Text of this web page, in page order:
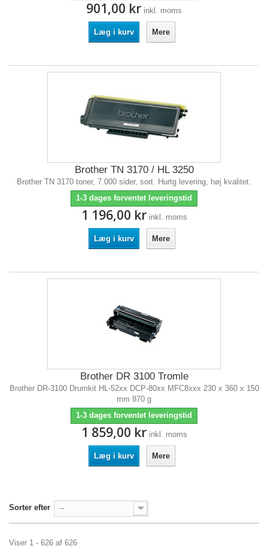
901,00 kr inkl. moms
Læg i kurv Mere
Brother TN 3170 / HL 3250
Brother TN 3170 toner, 7.000 sider, sort. Hurtg levering, høj kvalitet.
1-3 dages forventet leveringstid
1 196,00 kr inkl. moms
Læg i kurv Mere
Brother DR 3100 Tromle
Brother DR-3100 Drumkit HL-52xx DCP-80xx MFC8xxx 230 x 360 x 150
mm 870 g
1-3 dages forventet leveringstid
1 859,00 kr inkl. moms
Læg i kurv Mere
Sorter efter --
Viser 1 - 626 af 626